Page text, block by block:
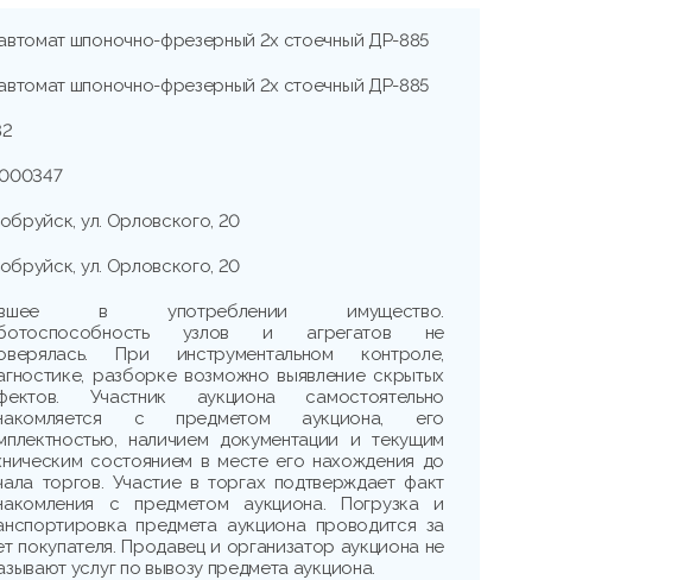
шпоночно-фрезерный 2х стоечный ДР-885
шпоночно-фрезерный 2х стоечный ДР-885
ул. Орловского, 20
ул. Орловского, 20
в употреблении имущество.
узлов и агрегатов не
При инструментальном контроле,
разборке возможно выявление скрытых
Участник аукциона самостоятельно
с предметом аукциона, его
наличием документации и текущим
состоянием в месте его нахождения до
торгов. Участие в торгах подтверждает факт
с предметом аукциона. Погрузка и
предмета аукциона проводится за
покупателя. Продавец и организатор аукциона не
услуг по вывозу предмета аукциона.